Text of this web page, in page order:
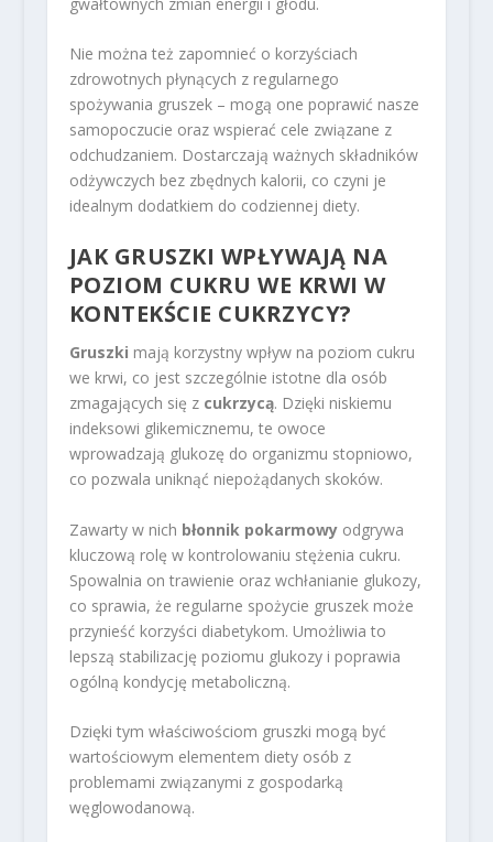
Nie można też zapomnieć o korzyściach
zdrowotnych płynących z regularnego
spożywania gruszek – mogą one poprawić nasze
samopoczucie oraz wspierać cele związane z
odchudzaniem. Dostarczają ważnych składników
odżywczych bez zbędnych kalorii, co czyni je
idealnym dodatkiem do codziennej diety.
JAK GRUSZKI WPŁYWAJĄ NA
POZIOM CUKRU WE KRWI W
KONTEKŚCIE CUKRZYCY?
Gruszki mają korzystny wpływ na poziom cukru
we krwi, co jest szczególnie istotne dla osób
zmagających się z cukrzycą. Dzięki niskiemu
indeksowi glikemicznemu, te owoce
wprowadzają glukozę do organizmu stopniowo,
co pozwala uniknąć niepożądanych skoków.
Zawarty w nich błonnik pokarmowyodgrywa
kluczową rolę w kontrolowaniu stężenia cukru.
Spowalnia on trawienie oraz wchłanianie glukozy,
co sprawia, że regularne spożycie gruszek może
przynieść korzyści diabetykom. Umożliwia to
lepszą stabilizację poziomu glukozy i poprawia
ogólną kondycję metaboliczną.
Dzięki tym właściwościom gruszki mogą być
wartościowym elementem diety osób z
problemami związanymi z gospodarką
węglowodanową.